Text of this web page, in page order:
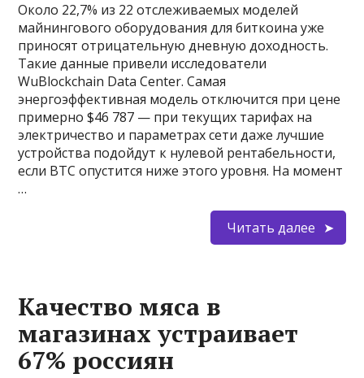
Около 22,7% из 22 отслеживаемых моделей
майнингового оборудования для биткоина уже
приносят отрицательную дневную доходность.
Такие данные привели исследователи
WuBlockchain Data Center. Самая
энергоэффективная модель отключится при цене
примерно $46 787 — при текущих тарифах на
электричество и параметрах сети даже лучшие
устройства подойдут к нулевой рентабельности,
если BTC опустится ниже этого уровня. На момент
…
Читать далее
Качество мяса в
магазинах устраивает
67% россиян